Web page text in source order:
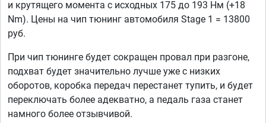
и крутящего момента с исходных 175 до 193 Нм (+18
Nm). Цены на чип тюнинг автомобиля Stage 1 = 13800
руб.
При чип тюнинге будет сокращен провал при разгоне,
подхват будет значительно лучше уже с низких
оборотов, коробка передач перестанет тупить, и будет
переключать более адекватно, а педаль газа станет
намного более отзывчивой.